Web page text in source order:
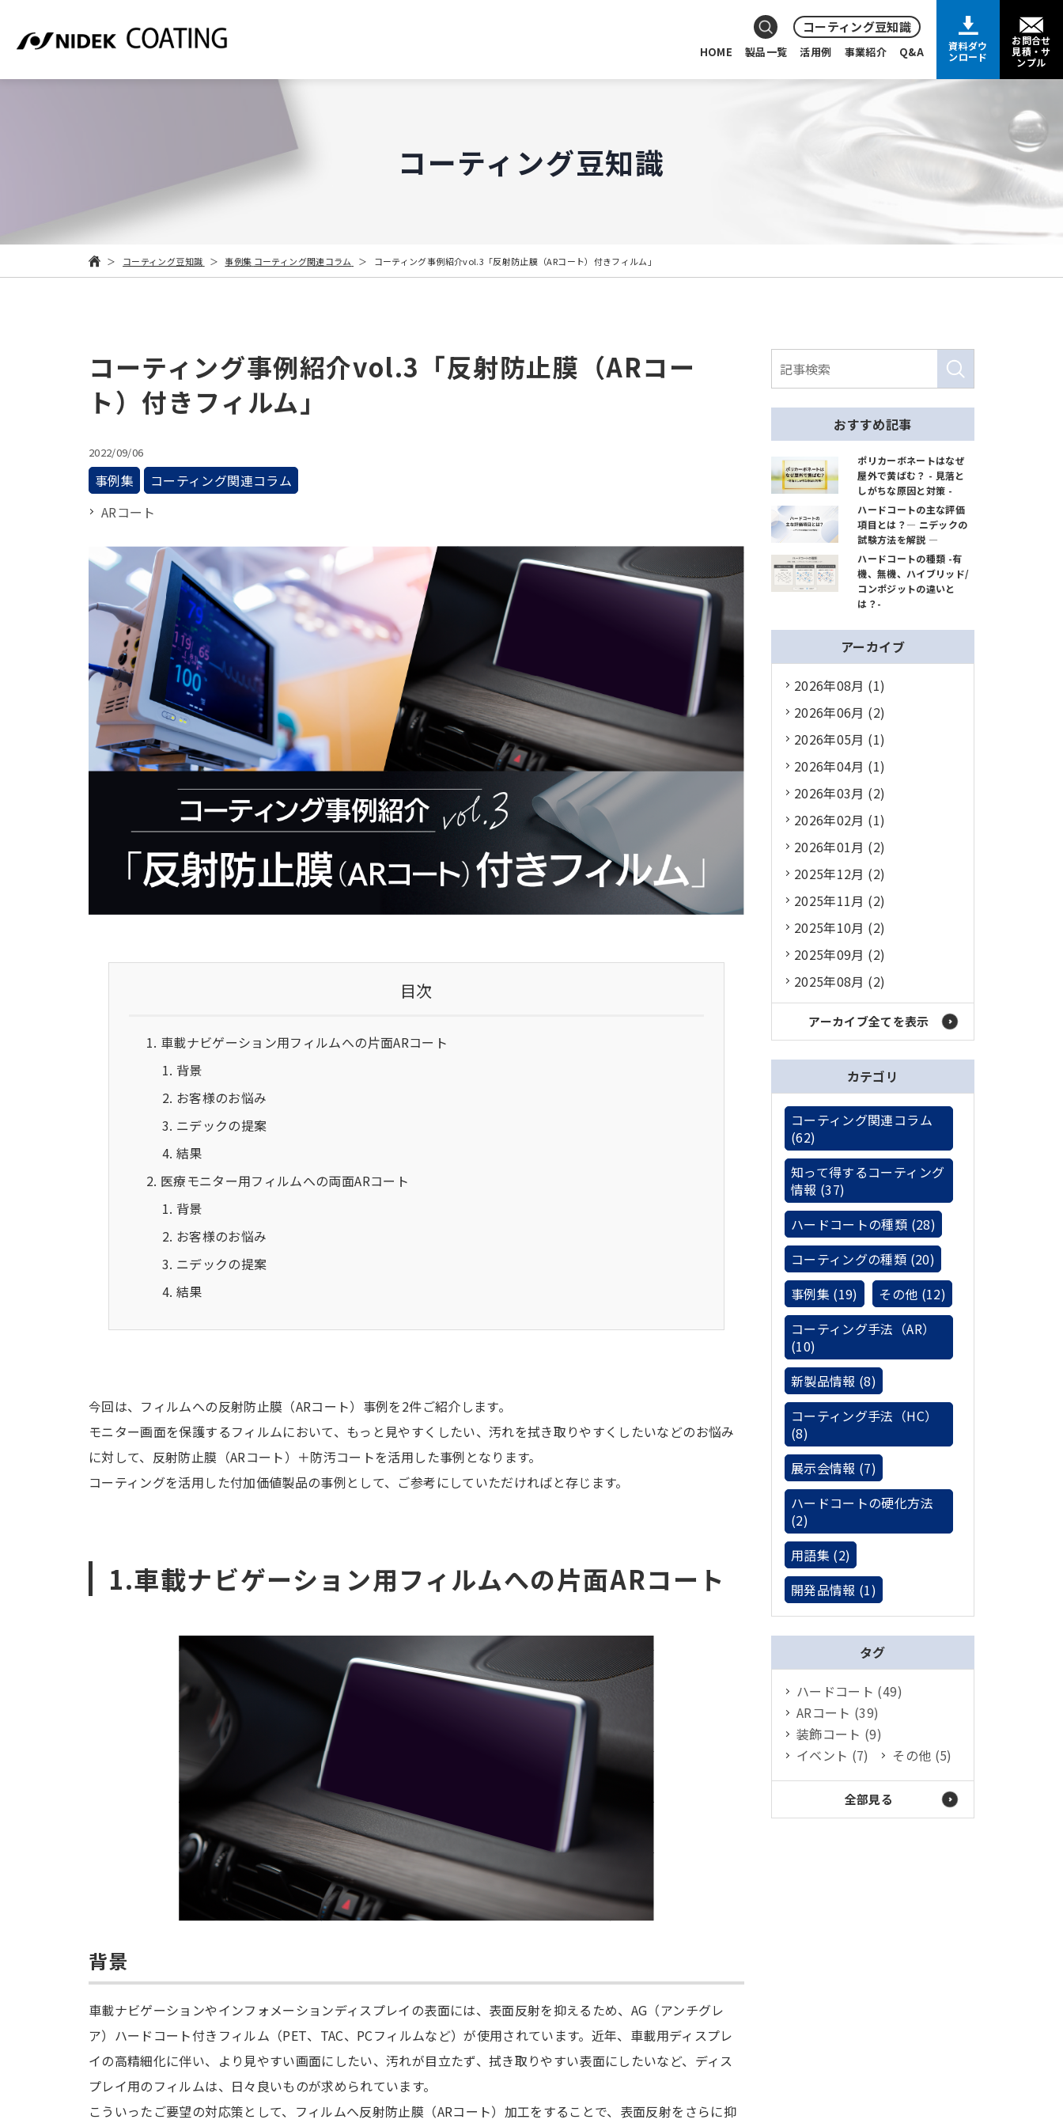
コーティング豆知識
HOME 製品一覧 活用例 事業紹介 Q&A
資料ダウ
ンロード
お問合せ
見積・サ
ンプル
コーティング豆知識
コーティング豆知識 事例集 コーティング関連コラム コーティング事例紹介vol.3「反射防止膜（ARコート）付きフィルム」
コーティング事例紹介vol.3「反射防止膜（ARコー
ト）付きフィルム」
2022/09/06
事例集
コーティング関連コラム
ARコート
目次
車載ナビゲーション用フィルムへの片面ARコート
背景
お客様のお悩み
ニデックの提案
結果
医療モニター用フィルムへの両面ARコート
背景
お客様のお悩み
ニデックの提案
結果
今回は、フィルムへの反射防止膜（ARコート）事例を2件ご紹介します。
モニター画面を保護するフィルムにおいて、もっと見やすくしたい、汚れを拭き取りやすくしたいなどのお悩み
に対して、反射防止膜（ARコート）＋防汚コートを活用した事例となります。
コーティングを活用した付加価値製品の事例として、ご参考にしていただければと存じます。
1.車載ナビゲーション用フィルムへの片面ARコート
背景
車載ナビゲーションやインフォメーションディスプレイの表面には、表面反射を抑えるため、AG（アンチグレ
ア）ハードコート付きフィルム（PET、TAC、PCフィルムなど）が使用されています。近年、車載用ディスプレ
イの高精細化に伴い、より見やすい画面にしたい、汚れが目立たず、拭き取りやすい表面にしたいなど、ディス
プレイ用のフィルムは、日々良いものが求められています。
こういったご要望の対応策として、フィルムへ反射防止膜（ARコート）加工をすることで、表面反射をさらに抑
おすすめ記事
ポリカーボネートはなぜ
屋外で黄ばむ？ - 見落と
しがちな原因と対策 -
ハードコートの主な評価
項目とは？― ニデックの
試験方法を解説 ―
ハードコートの種類 -有
機、無機、ハイブリッド/
コンポジットの違いと
は？-
アーカイブ
2026年08月 (1)
2026年06月 (2)
2026年05月 (1)
2026年04月 (1)
2026年03月 (2)
2026年02月 (1)
2026年01月 (2)
2025年12月 (2)
2025年11月 (2)
2025年10月 (2)
2025年09月 (2)
2025年08月 (2)
アーカイブ全てを表示
カテゴリ
コーティング関連コラム
(62)
知って得するコーティング
情報 (37)
ハードコートの種類 (28)
コーティングの種類 (20)
事例集 (19)
その他 (12)
コーティング手法（AR）
(10)
新製品情報 (8)
コーティング手法（HC）
(8)
展示会情報 (7)
ハードコートの硬化方法
(2)
用語集 (2)
開発品情報 (1)
タグ
ハードコート (49)
ARコート (39)
装飾コート (9)
イベント (7)
その他 (5)
全部見る